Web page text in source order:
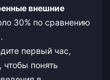
внешние
30% по сравнению
первый час,
понять